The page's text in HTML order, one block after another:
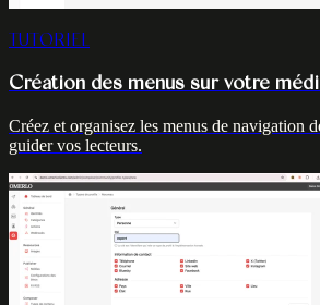
TUTORIEL
Création des menus sur votre
Créez et organisez les menus de navigation
guider vos lecteurs.